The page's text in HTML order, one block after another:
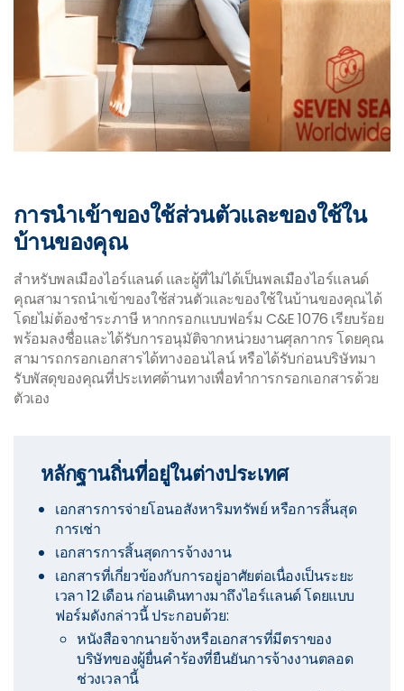
การนำเข้าของใช้ส่วนตัวและของใช้ใน
บ้านของคุณ
สำหรับพลเมืองไอร์แลนด์ และผู้ที่ไม่ได้เป็นพลเมืองไอร์แลนด์
คุณสามารถนำเข้าของใช้ส่วนตัวและของใช้ในบ้านของคุณได้
โดยไม่ต้องชำระภาษี หากกรอกแบบฟอร์ม C&E 1076 เรียบร้อย
พร้อมลงชื่อและได้รับการอนุมัติจากหน่วยงานศุลกากร โดยคุณ
สามารถกรอกเอกสารได้ทางออนไลน์ หรือได้รับก่อนบริษัทมา
รับพัสดุของคุณที่ประเทศต้านทางเพื่อทำการกรอกเอกสารด้วย
ตัวเอง
หลักฐานถิ่นที่อยู่ในต่างประเทศ
เอกสารการจ่ายโอนอสังหาริมทรัพย์ หรือการสิ้นสุด
การเช่า
เอกสารการสิ้นสุดการจ้างงาน
เอกสารที่เกี่ยวข้องกับการอยู่อาศัยต่อเนื่องเป็นระยะ
เวลา 12 เดือน ก่อนเดินทางมาถึงไอร์แลนด์ โดยแบบ
ฟอร์มดังกล่าวนี้ ประกอบด้วย:
หนังสือจากนายจ้างหรือเอกสารที่มีตราของ
บริษัทของผู้ยื่นคำร้องที่ยืนยันการจ้างงานตลอด
ช่วงเวลานี้